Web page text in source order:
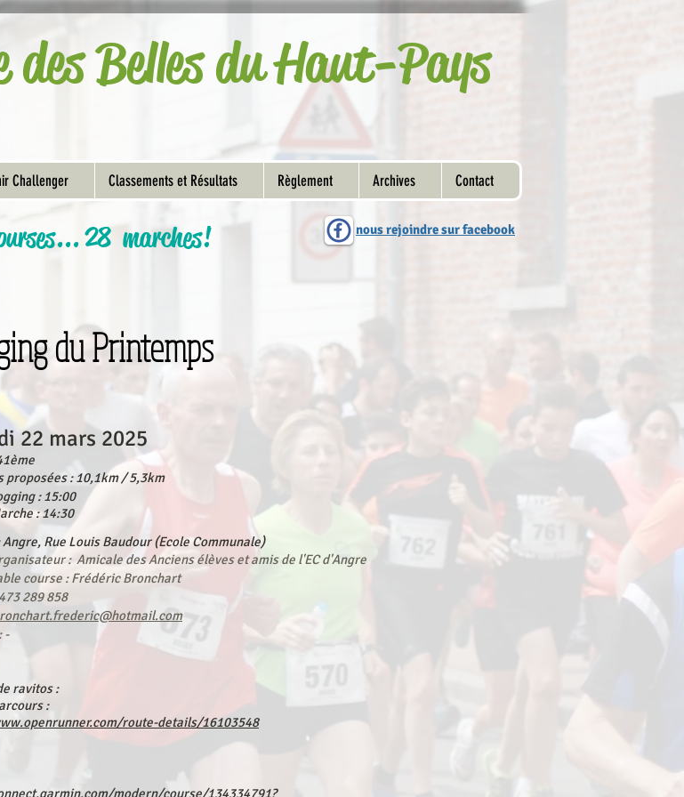
des Belles du Haut-Pays
Challenger Classements et Résultats Règlement Archives Contact
28 marches! nous rejoindre sur facebook
du Printemps
22 mars 2025
proposées : 10,1km / 5,3km
: 15:00
: 14:30
Rue Louis Baudour (Ecole Communale)
: Amicale des Anciens élèves et amis de l'EC d'Angre
course : Frédéric Bronchart
289 858
-
ravitos :
:
route-details/16103548
modern/course/134334791?